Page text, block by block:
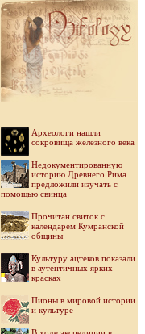
Археологи нашли
сокровища железного века
Недокументированную
историю Древнего Рима
предложили изучать с
помощью свинца
Прочитан свиток с
календарем Кумранской
общины
Культуру ацтеков показали
в аутентичных ярких
красках
Пионы в мировой истории
и культуре